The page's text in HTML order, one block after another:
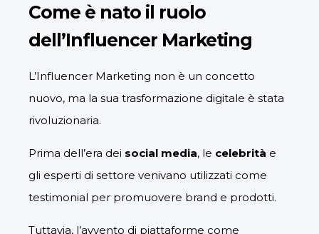
Come è nato il ruolo
dell’Influencer Marketing
L’Influencer Marketing non è un concetto
nuovo, ma la sua trasformazione digitale è stata
rivoluzionaria.
Prima dell’era dei social media, le celebrità e
gli esperti di settore venivano utilizzati come
testimonial per promuovere brand e prodotti.
Tuttavia, l’avvento di piattaforme come